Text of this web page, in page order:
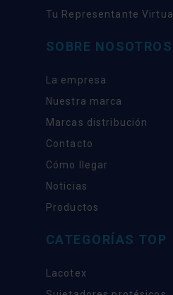
Tu Representante Virtual
SOBRE NOSOTROS
La empresa
Nuestra marca
Marcas distribución
Contacto
Cómo llegar
Noticias
Productos
CATEGORÍAS TOP
Lacotex